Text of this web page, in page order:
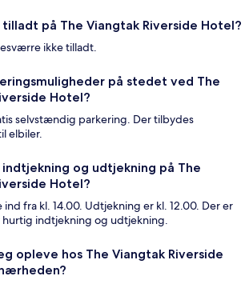
på The Viangtak Riverside Hotel?
ikke tilladt.
på stedet ved The
Hotel?
selvstændig parkering. Der tilbydes
elbiler.
indtjekning og udtjekning på The
Hotel?
ind fra kl. 14.00. Udtjekning er kl. 12.00. Der er
indtjekning og udtjekning.
opleve hos The Viangtak Riverside